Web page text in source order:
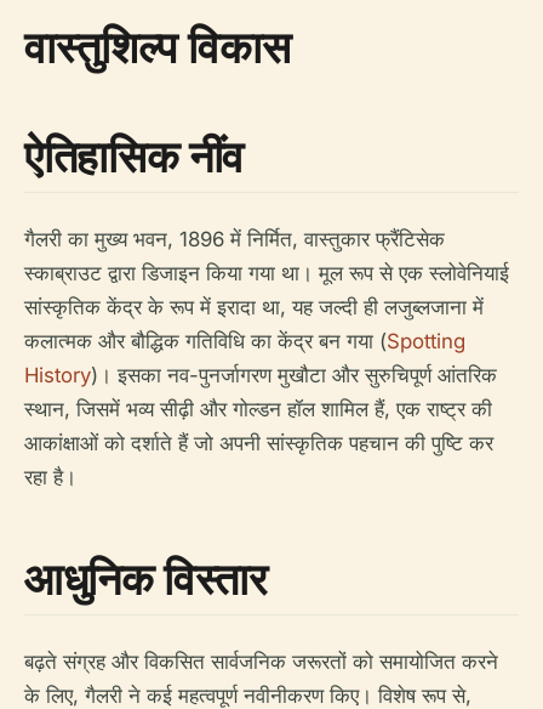
वास्तुशिल्प विकास
ऐतिहासिक नींव
गैलरी का मुख्य भवन, 1896 में निर्मित, वास्तुकार फ्रैंटिसेक
स्काब्राउट द्वारा डिजाइन किया गया था। मूल रूप से एक स्लोवेनियाई
सांस्कृतिक केंद्र के रूप में इरादा था, यह जल्दी ही लजुब्लजाना में
कलात्मक और बौद्धिक गतिविधि का केंद्र बन गया (Spotting
History)। इसका नव-पुनर्जागरण मुखौटा और सुरुचिपूर्ण आंतरिक
स्थान, जिसमें भव्य सीढ़ी और गोल्डन हॉल शामिल हैं, एक राष्ट्र की
आकांक्षाओं को दर्शाते हैं जो अपनी सांस्कृतिक पहचान की पुष्टि कर
रहा है।
आधुनिक विस्तार
बढ़ते संग्रह और विकसित सार्वजनिक जरूरतों को समायोजित करने
के लिए, गैलरी ने कई महत्वपूर्ण नवीनीकरण किए। विशेष रूप से,